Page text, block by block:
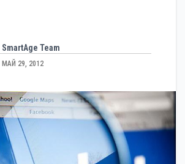
SmartAge Team
МАЙ 29, 2012